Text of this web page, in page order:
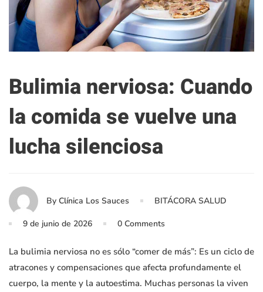
Bulimia nerviosa: Cuando
la comida se vuelve una
lucha silenciosa
By Clínica Los Sauces BITÁCORA SALUD
9 de junio de 2026 0 Comments
La bulimia nerviosa no es sólo “comer de más”: Es un ciclo de
atracones y compensaciones que afecta profundamente el
cuerpo, la mente y la autoestima. Muchas personas la viven